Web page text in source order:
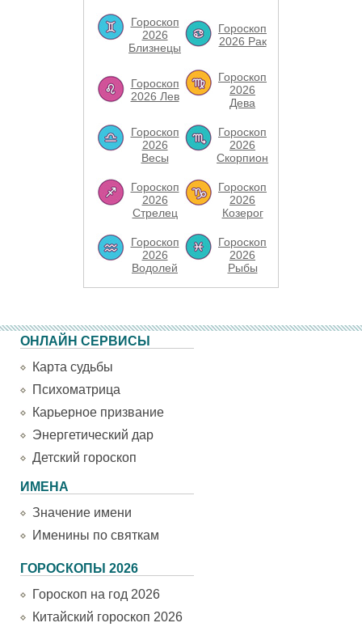
Гороскоп
2026
Близнецы
Гороскоп
2026 Рак
Гороскоп
2026 Лев
Гороскоп
2026
Дева
Гороскоп
2026
Весы
Гороскоп
2026
Скорпион
Гороскоп
2026
Стрелец
Гороскоп
2026
Козерог
Гороскоп
2026
Водолей
Гороскоп
2026
Рыбы
ОНЛАЙН СЕРВИСЫ
Карта судьбы
Психоматрица
Карьерное призвание
Энергетический дар
Детский гороскоп
ИМЕНА
Значение имени
Именины по святкам
ГОРОСКОПЫ 2026
Гороскоп на год 2026
Китайский гороскоп 2026